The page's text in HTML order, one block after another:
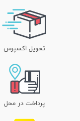
تحویل اکسپرس
پرداخت در محل